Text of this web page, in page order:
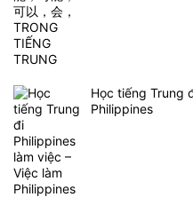
Học tiếng Trung
Philippines